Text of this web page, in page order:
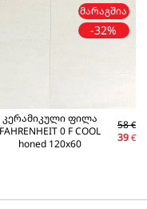
ᲛᲐᲠᲐᲒᲨᲘᲐ
-32%
კერამიკული ფილა
FAHRENHEIT 0 F COOL
honed 120x60
58€
39 €